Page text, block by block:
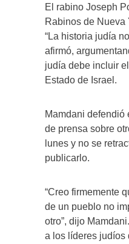
El rabino Joseph
Rabinos de Nueva
“La historia judía
afirmó,
judía debe incluir
Estado de Israel.
Mamdani defendió
de prensa sobre
lunes y no se
publicarlo.
“Creo firmemente
de un pueblo no
otro”, dijo
a los líderes judíos